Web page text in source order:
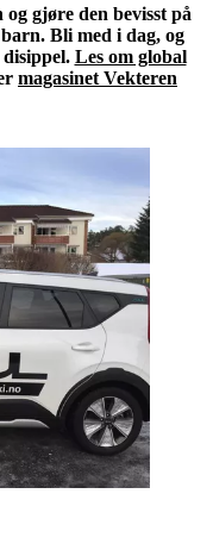
gjøre den bevisst på
Bli med i dag, og
disippel. Les om global
magasinet Vekteren